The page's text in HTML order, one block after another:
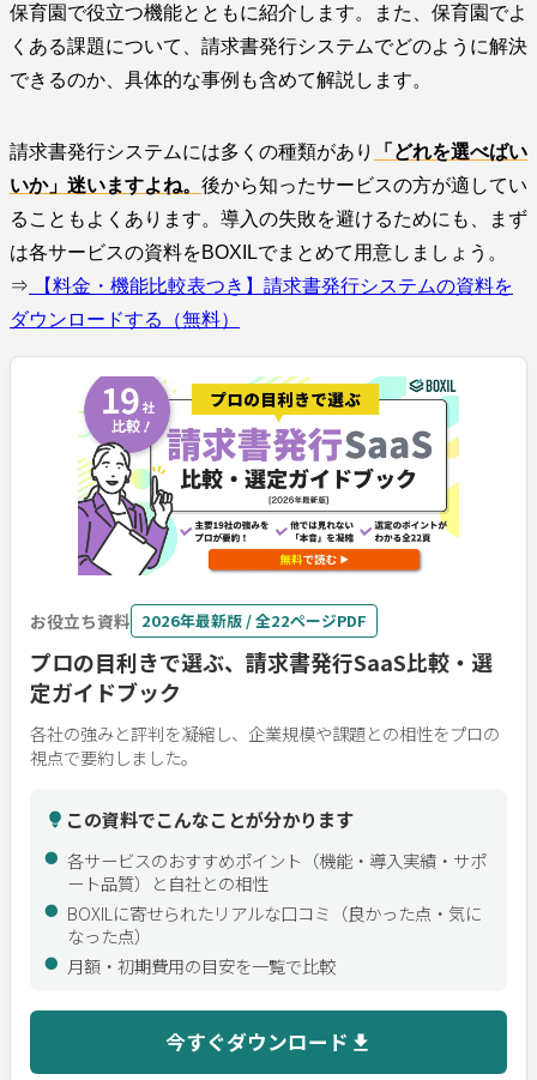
保育園で役立つ機能とともに紹介します。また、保育園でよ
くある課題について、請求書発行システムでどのように解決
できるのか、具体的な事例も含めて解説します。
請求書発行システムには多くの種類があり
「どれを選べばい
いか」迷いますよね。 後から知ったサービスの方が適してい
ることもよくあります。導入の失敗を避けるためにも、まず
は各サービスの資料をBOXILでまとめて用意しましょう。
⇒ 【料金・機能比較表つき】請求書発行システムの資料を
ダウンロードする（無料）
お役立ち資料 2026年最新版 / 全22ページPDF
プロの目利きで選ぶ、請求書発行SaaS比較・選
定ガイドブック
各社の強みと評判を凝縮し、企業規模や課題との相性をプロの
視点で要約しました。
この資料でこんなことが分かります
各サービスのおすすめポイント（機能・導入実績・サポ
ート品質）と自社との相性
BOXILに寄せられたリアルな口コミ（良かった点・気に
なった点）
月額・初期費用の目安を一覧で比較
今すぐダウンロード